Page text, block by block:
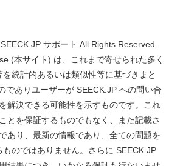
サポート All Rights Reserved.
(本サイト) は、これまで寄せられた多く
統計的あるいは類似性等に基づきまと
でありユーザーが SEECK.JP への問い合
解決できる可能性を示すものです。これ
とを保証するものでもなく、また記載さ
あり、最新の情報であり、全ての問題を
のではありません。さらに SEECK.JP